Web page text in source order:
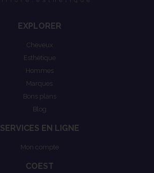
EXPLORER
Cheveux
Esthétique
Hommes
Marques
Bons plans
Blog
SERVICES EN LIGNE
Mon compte
COEST